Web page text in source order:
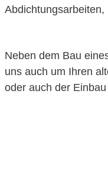
Neben dem Bau
uns auch um Ihren
oder auch der